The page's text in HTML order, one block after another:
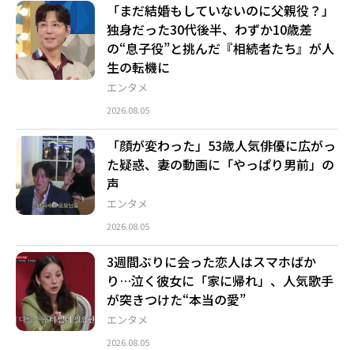
エンタメ
「まだ結婚もしていないのに父親役？」
独身だった30代後半、わずか10歳差
の“息子役”と挑んだ『相続者たち』が人
生の転機に
2026.08.05
エンタメ
「顔が変わった」53歳人気俳優に広がっ
た疑惑、妻の動画に「やっぱり男前」の
声
2026.08.05
エンタメ
3週間ぶりに会った恋人はスマホばか
り…泣く彼女に「家に帰れ」、人気歌手
が突きつけた“本当の愛”
2026.08.05